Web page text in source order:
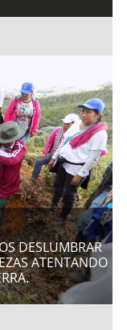
DESLUMBRAR
ATENTANDO